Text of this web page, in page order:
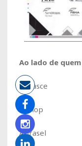
Ao lado de
Abrasce
Alshop
Abrasel